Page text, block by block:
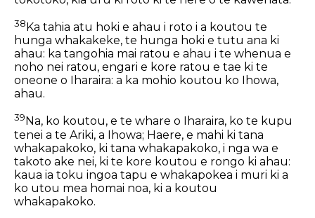
38 Ka tahia atu hoki e ahau i roto i a koutou te
hunga whakakeke, te hunga hoki e tutu ana ki
ahau: ka tangohia mai ratou e ahau i te whenua e
noho nei ratou, engari e kore ratou e tae ki te
oneone o Iharaira: a ka mohio koutou ko Ihowa,
ahau.
39 Na, ko koutou, e te whare o Iharaira, ko te kupu
tenei a te Ariki, a Ihowa; Haere, e mahi ki tana
whakapakoko, ki tana whakapakoko, i nga wa e
takoto ake nei, ki te kore koutou e rongo ki ahau:
kaua ia toku ingoa tapu e whakapokea i muri ki a
ko utou mea homai noa, ki a koutou
whakapakoko.